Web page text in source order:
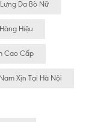
Da Bò Nữ
Hiệu
Cao Cấp
Xịn Tại Hà Nội